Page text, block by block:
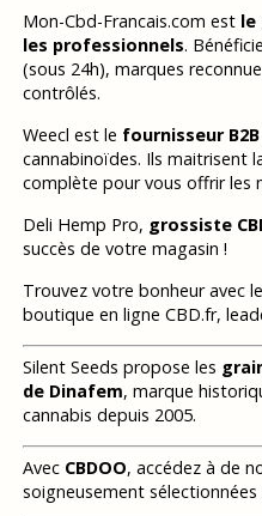
Mon-Cbd-Francais.com est le
les professionnels.
(sous 24h), marques
contrôlés.
Weecl est le fournisseur
cannabinoïdes. Ils maitrisent
complète pour vous offrir les
Deli Hemp Pro, grossiste
succès de votre magasin !
Trouvez votre bonheur avec
boutique en ligne CBD.fr,
Silent Seeds propose les
de Dinafem, marque
cannabis depuis 2005.
Avec CBDOO, accédez à de
soigneusement